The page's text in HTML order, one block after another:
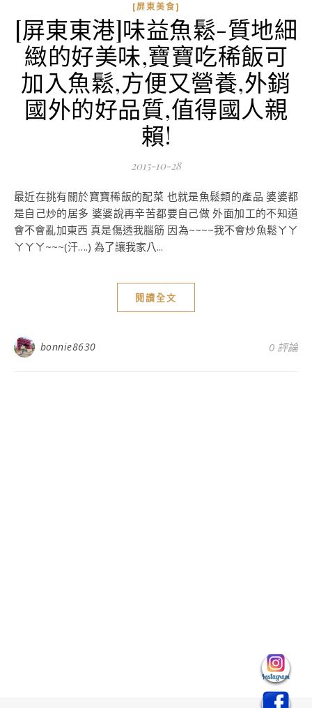
[屏東美食]
[屏東東港]味益魚鬆-質地細
緻的好美味,寶寶吃稀飯可
加入魚鬆,方便又營養,外銷
國外的好品質,值得國人親
賴!
2015-10-28
最近在挑有關於寶寶稀飯的配菜 也就是魚鬆類的產品 婆婆都
是自己炒的居多 婆婆說再辛苦都要自己做 外面加工的不知道
會不會亂加東西 真是傷透我腦筋 因為~~~~我不會炒魚鬆ㄚㄚ
ㄚㄚㄚ~~~(汗….) 為了讓我家八...
閱讀全文
bonnie8630 0 評論